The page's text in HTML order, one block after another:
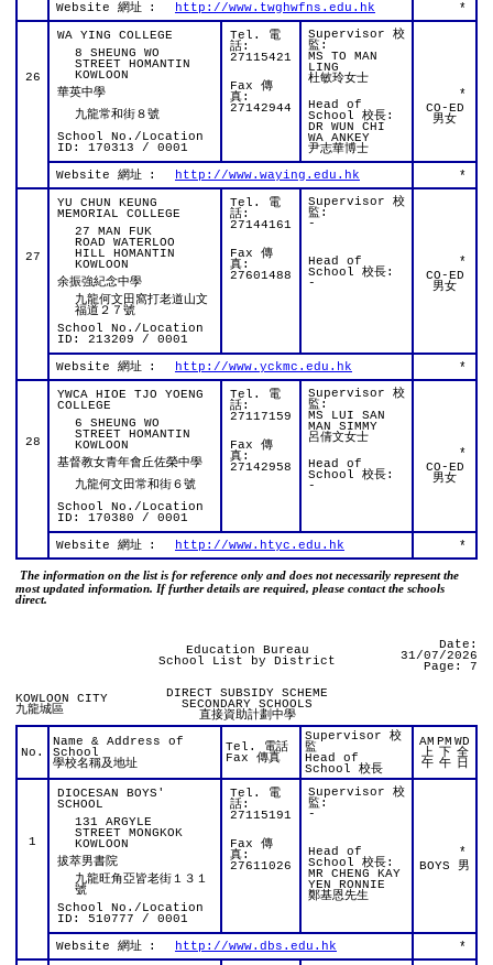
Website 網址 : http://www.twghwfns.edu.hk *
26
WA YING COLLEGE
8 SHEUNG WO
STREET HOMANTIN
KOWLOON
華英中學
九龍常和街８號
School No./Location
ID: 170313 / 0001
Tel. 電
話:
27115421
Fax 傳
真:
27142944
Supervisor 校
監:
MS TO MAN
LING
杜敏玲女士
Head of
School 校長:
DR WUN CHI
WA ANKEY
尹志華博士
*
CO-ED
男女
Website 網址 : http://www.waying.edu.hk *
27
YU CHUN KEUNG
MEMORIAL COLLEGE
27 MAN FUK
ROAD WATERLOO
HILL HOMANTIN
KOWLOON
余振強紀念中學
九龍何文田窩打老道山文
福道２７號
School No./Location
ID: 213209 / 0001
Tel. 電
話:
27144161
Fax 傳
真:
27601488
Supervisor 校
監:
-
Head of
School 校長:
-
*
CO-ED
男女
Website 網址 : http://www.yckmc.edu.hk *
28
YWCA HIOE TJO YOENG
COLLEGE
6 SHEUNG WO
STREET HOMANTIN
KOWLOON
基督教女青年會丘佐榮中學
九龍何文田常和街６號
School No./Location
ID: 170380 / 0001
Tel. 電
話:
27117159
Fax 傳
真:
27142958
Supervisor 校
監:
MS LUI SAN
MAN SIMMY
呂倩文女士
Head of
School 校長:
-
*
CO-ED
男女
Website 網址 : http://www.htyc.edu.hk *
The information on the list is for reference only and does not necessarily represent the
most updated information. If further details are required, please contact the schools
direct.
Education Bureau
School List by District
Date:
31/07/2026
Page: 7
KOWLOON CITY
九龍城區
DIRECT SUBSIDY SCHEME
SECONDARY SCHOOLS
直接資助計劃中學
No.
Name & Address of
School
學校名稱及地址
Tel. 電話
Fax 傳真
Supervisor 校
監
Head of
School 校長
AM
上
午
PM
下
午
WD
全
日
1
DIOCESAN BOYS'
SCHOOL
131 ARGYLE
STREET MONGKOK
KOWLOON
拔萃男書院
九龍旺角亞皆老街１３１
號
School No./Location
ID: 510777 / 0001
Tel. 電
話:
27115191
Fax 傳
真:
27611026
Supervisor 校
監:
-
Head of
School 校長:
MR CHENG KAY
YEN RONNIE
鄭基恩先生
*
BOYS 男
Website 網址 : http://www.dbs.edu.hk *